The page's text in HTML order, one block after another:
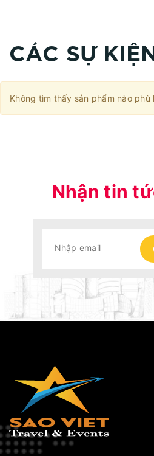
CÁC SỰ
Không tìm thấy sản phẩm nào phù
Nhận tin